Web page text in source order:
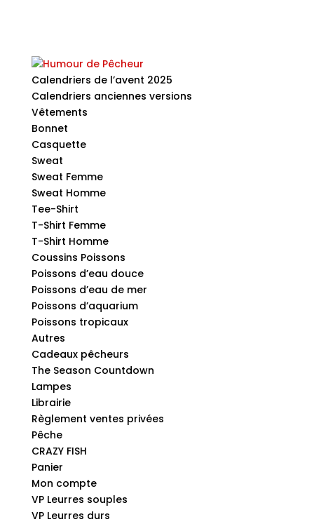
Calendriers de l’avent 2025
Calendriers anciennes versions
Vêtements
Bonnet
Casquette
Sweat
Sweat Femme
Sweat Homme
Tee-Shirt
T-Shirt Femme
T-Shirt Homme
Coussins Poissons
Poissons d’eau douce
Poissons d’eau de mer
Poissons d’aquarium
Poissons tropicaux
Autres
Cadeaux pêcheurs
The Season Countdown
Lampes
Librairie
Règlement ventes privées
Pêche
CRAZY FISH
Panier
Mon compte
VP Leurres souples
VP Leurres durs